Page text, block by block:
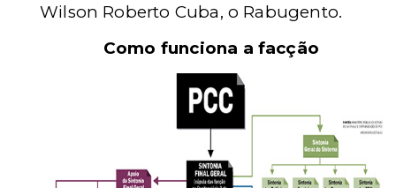
Wilson Roberto Cuba, o Rabugento.
Como funciona a facção